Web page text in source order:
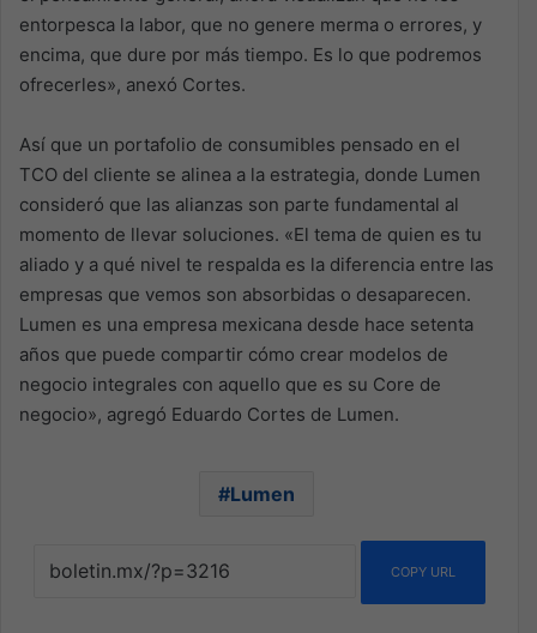
entorpesca la labor, que no genere merma o errores, y
encima, que dure por más tiempo. Es lo que podremos
ofrecerles», anexó Cortes.
Así que un portafolio de consumibles pensado en el
TCO del cliente se alinea a la estrategia, donde Lumen
consideró que las alianzas son parte fundamental al
momento de llevar soluciones. «El tema de quien es tu
aliado y a qué nivel te respalda es la diferencia entre las
empresas que vemos son absorbidas o desaparecen.
Lumen es una empresa mexicana desde hace setenta
años que puede compartir cómo crear modelos de
negocio integrales con aquello que es su Core de
negocio», agregó Eduardo Cortes de Lumen.
Lumen
COPY URL